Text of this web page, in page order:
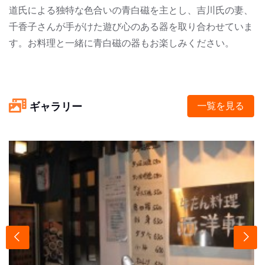
道氏による独特な色合いの青白磁を主とし、吉川氏の妻、
千香子さんが手がけた遊び心のある器を取り合わせていま
す。お料理と一緒に青白磁の器もお楽しみください。
ギャラリー 一覧を見る